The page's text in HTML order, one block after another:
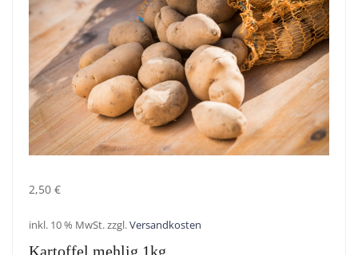
2,50 €
inkl. 10 % MwSt.zzgl.Versandkosten
Kartoffel mehlig 1kg